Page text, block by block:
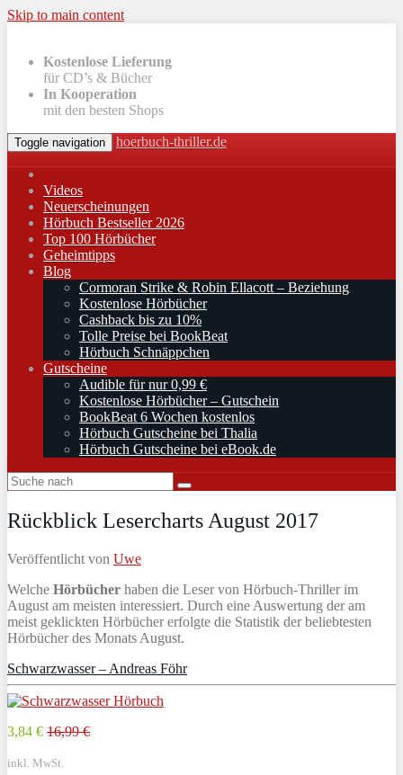
Skip to main content
Kostenlose Lieferung
für CD’s & Bücher
In Kooperation
mit den besten Shops
Toggle navigation hoerbuch-thriller.de
Videos
Neuerscheinungen
Hörbuch Bestseller 2026
Top 100 Hörbücher
Geheimtipps
Blog
Cormoran Strike & Robin Ellacott – Beziehung
Kostenlose Hörbücher
Cashback bis zu 10%
Tolle Preise bei BookBeat
Hörbuch Schnäppchen
Gutscheine
Audible für nur 0,99 €
Kostenlose Hörbücher – Gutschein
BookBeat 6 Wochen kostenlos
Hörbuch Gutscheine bei Thalia
Hörbuch Gutscheine bei eBook.de
Rückblick Lesercharts August 2017
Veröffentlicht von Uwe
Welche Hörbücher haben die Leser von Hörbuch-Thriller im
August am meisten interessiert. Durch eine Auswertung der am
meist geklickten Hörbücher erfolgte die Statistik der beliebtesten
Hörbücher des Monats August.
Schwarzwasser – Andreas Föhr
3,84 € 16,99 €
inkl. MwSt.